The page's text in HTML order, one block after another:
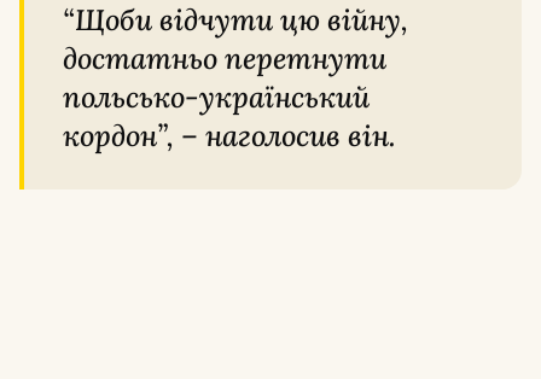
“Щоби відчути цю війну,
достатньо перетнути
польсько-український
кордон”, – наголосив він.